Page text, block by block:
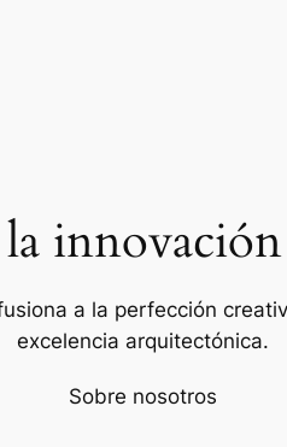
a la perfección
excelencia arquitectónica.
Sobre nosotros